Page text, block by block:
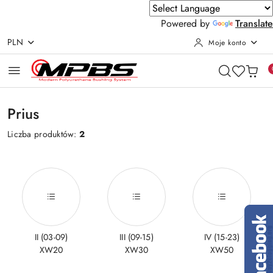
Powered by
Translate
Przejdź do treści głównej
Przejdź do wyszukiwarki
Przejdź do moje konto
Przejdź do menu głównego
Przejdź do stopki
PLN Moje konto
Prius
Liczba produktów:2
II (03-09)
XW20
III (09-15)
XW30
IV (15-23)
XW50